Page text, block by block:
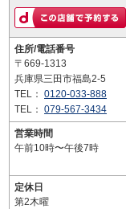
住所/電話番号
〒669-1313
兵庫県三田市福島2-5
TEL： 0120-033-888
TEL： 079-567-3434
営業時間
午前10時〜午後7時
定休日
第2木曜